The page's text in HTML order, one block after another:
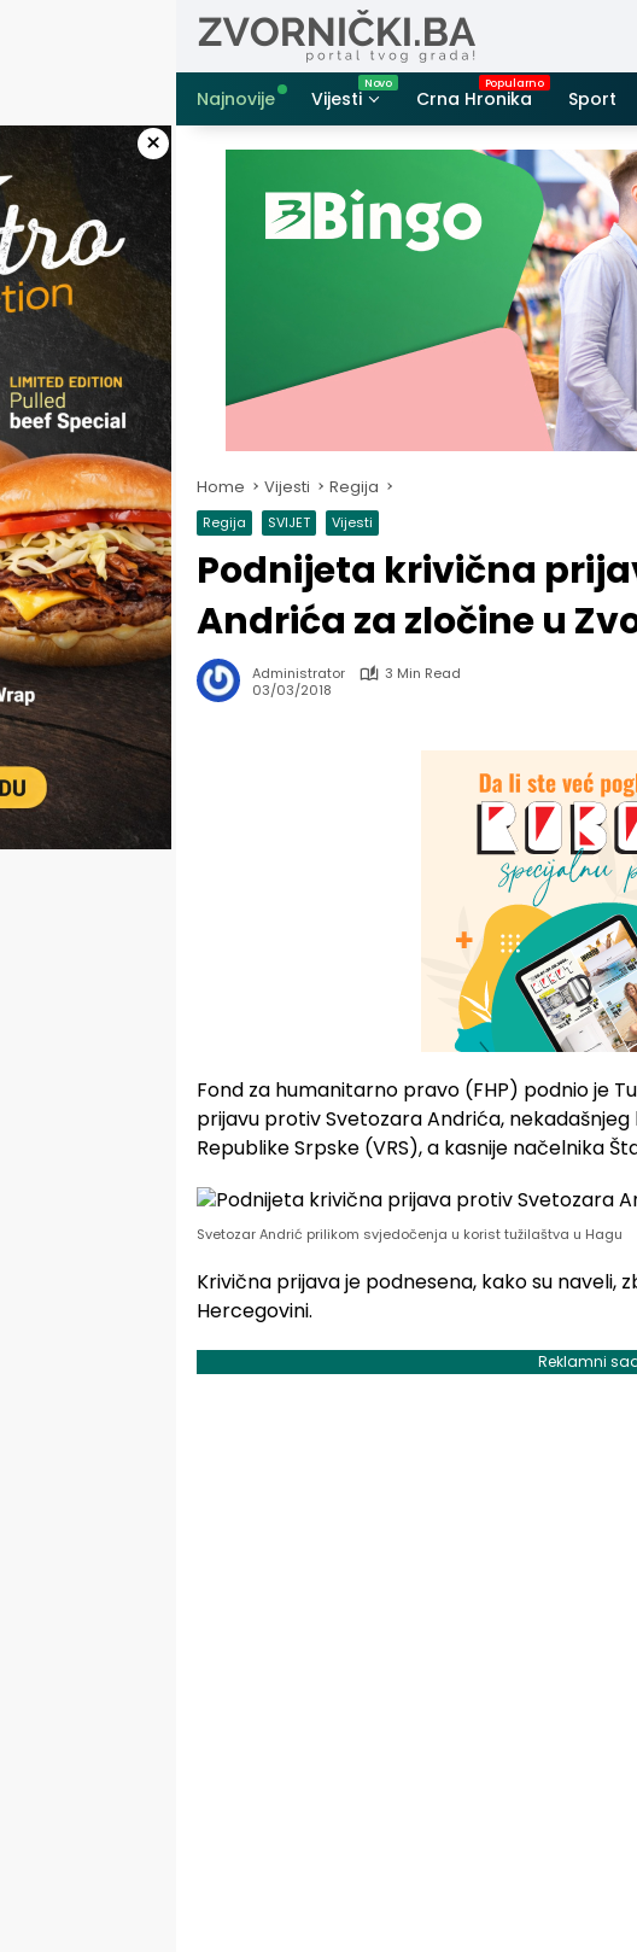
Najnovije
Vijesti Crna Hronika Sport
×
Home Vijesti Regija
Regija SVIJET Vijesti
Podnijeta krivična
Andrića za zločine u
Administrator
3 Min Read
03/03/2018
Fond za humanitarno pravo (FHP) podnio je
prijavu protiv Svetozara Andrića,
Republike Srpske (VRS), a kasnije načelnika
Svetozar Andrić prilikom svjedočenja u korist tužilaštva u Hagu
Krivična prijava je podnesena, kako su naveli,
Hercegovini.
Reklamni